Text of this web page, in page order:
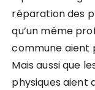
réparation des
qu’un même
commune aient
Mais aussi que
physiques aient